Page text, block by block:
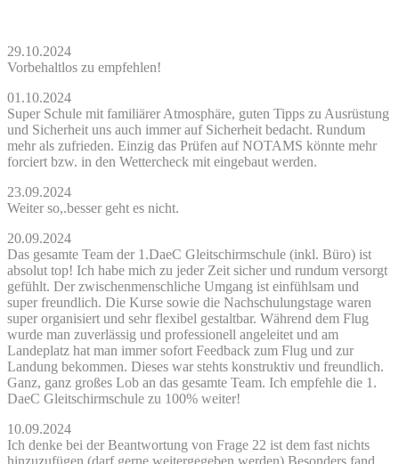
29.10.2024
Vorbehaltlos zu empfehlen!
01.10.2024
Super Schule mit familiärer Atmosphäre, guten Tipps zu Ausrüstung
und Sicherheit uns auch immer auf Sicherheit bedacht. Rundum
mehr als zufrieden. Einzig das Prüfen auf NOTAMS könnte mehr
forciert bzw. in den Wettercheck mit eingebaut werden.
23.09.2024
Weiter so,.besser geht es nicht.
20.09.2024
Das gesamte Team der 1.DaeC Gleitschirmschule (inkl. Büro) ist
absolut top! Ich habe mich zu jeder Zeit sicher und rundum versorgt
gefühlt. Der zwischenmenschliche Umgang ist einfühlsam und
super freundlich. Die Kurse sowie die Nachschulungstage waren
super organisiert und sehr flexibel gestaltbar. Während dem Flug
wurde man zuverlässig und professionell angeleitet und am
Landeplatz hat man immer sofort Feedback zum Flug und zur
Landung bekommen. Dieses war stehts konstruktiv und freundlich.
Ganz, ganz großes Lob an das gesamte Team. Ich empfehle die 1.
DaeC Gleitschirmschule zu 100% weiter!
10.09.2024
Ich denke bei der Beantwortung von Frage 22 ist dem fast nichts